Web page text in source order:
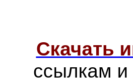
Скачать
ссылкам